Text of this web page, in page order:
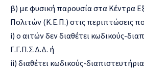
β) με φυσική παρουσία στα Κέντρα
Πολιτών (Κ.Ε.Π.) στις περιπτώσεις
i) ο αιτών δεν διαθέτει κωδικούς-
Γ.Γ.Π.Σ.Δ.Δ. ή
ii) διαθέτει κωδικούς-